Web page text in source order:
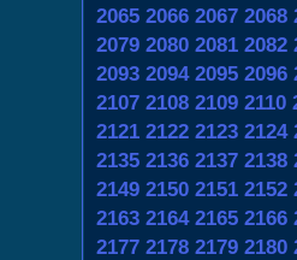
2065 2066 2067 2068
2079 2080 2081 2082
2093 2094 2095 2096
2107 2108 2109 2110
2121 2122 2123 2124
2135 2136 2137 2138
2149 2150 2151 2152
2163 2164 2165 2166
2177 2178 2179 2180